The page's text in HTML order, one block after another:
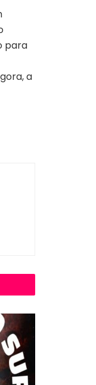
para
a